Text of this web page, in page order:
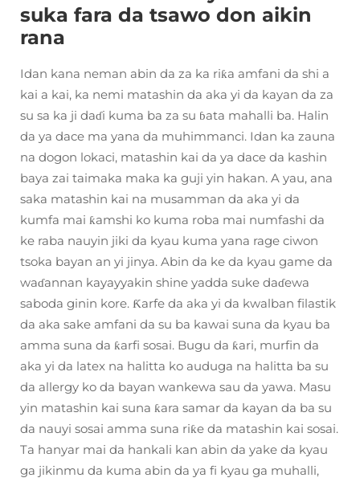
suka fara da tsawo don aikin
rana
Idan kana neman abin da za ka riƙa amfani da shi a
kai a kai, ka nemi matashin da aka yi da kayan da za
su sa ka ji daɗi kuma ba za su ɓata mahalli ba. Halin
da ya dace ma yana da muhimmanci. Idan ka zauna
na dogon lokaci, matashin kai da ya dace da kashin
baya zai taimaka maka ka guji yin hakan. A yau, ana
saka matashin kai na musamman da aka yi da
kumfa mai ƙamshi ko kuma roba mai numfashi da
ke raba nauyin jiki da kyau kuma yana rage ciwon
tsoka bayan an yi jinya. Abin da ke da kyau game da
waɗannan kayayyakin shine yadda suke daɗewa
saboda ginin kore. Ƙarfe da aka yi da kwalban filastik
da aka sake amfani da su ba kawai suna da kyau ba
amma suna da ƙarfi sosai. Bugu da ƙari, murfin da
aka yi da latex na halitta ko auduga na halitta ba su
da allergy ko da bayan wankewa sau da yawa. Masu
yin matashin kai suna ƙara samar da kayan da ba su
da nauyi sosai amma suna riƙe da matashin kai sosai.
Ta hanyar mai da hankali kan abin da yake da kyau
ga jikinmu da kuma abin da ya fi kyau ga muhalli,